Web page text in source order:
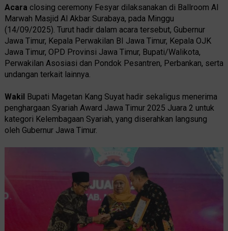
Acara closing ceremony Fesyar dilaksanakan di Ballroom Al
Marwah Masjid Al Akbar Surabaya, pada Minggu
(14/09/2025). Turut hadir dalam acara tersebut, Gubernur
Jawa Timur, Kepala Perwakilan BI Jawa Timur, Kepala OJK
Jawa Timur, OPD Provinsi Jawa Timur, Bupati/Walikota,
Perwakilan Asosiasi dan Pondok Pesantren, Perbankan, serta
undangan terkait lainnya.
Wakil Bupati Magetan Kang Suyat hadir sekaligus menerima
penghargaan Syariah Award Jawa Timur 2025 Juara 2 untuk
kategori Kelembagaan Syariah, yang diserahkan langsung
oleh Gubernur Jawa Timur.